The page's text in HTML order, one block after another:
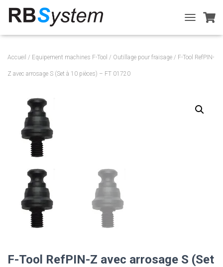
O
G
Accueil / Equipement machines F-Tool / Outillage pour fraisage / F-Tool RefPIN-
Z avec arrosage S (Set à 10 pièces) – FT 01720
F-Tool RefPIN-Z avec arrosage S (Set